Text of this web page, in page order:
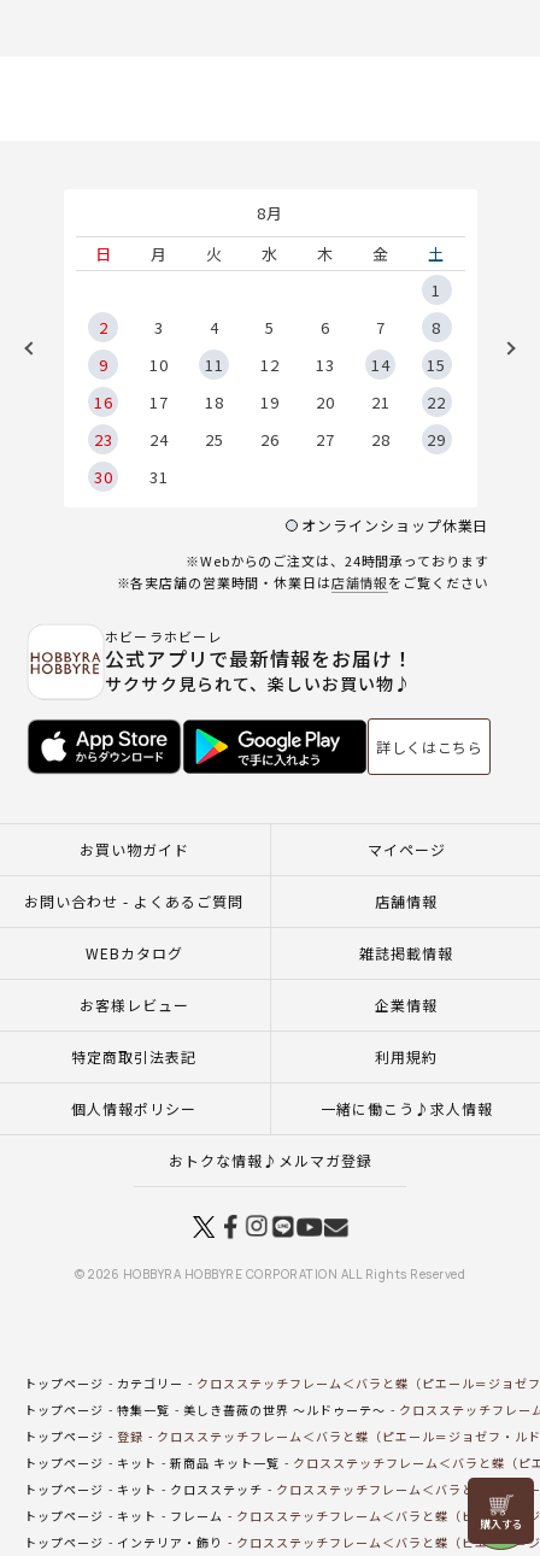
リリヤン
フェア
8月
日
月 火 水 木 金
土
1
2
3 4 5 6 7
8
9
10 11 12 13 14
15
16
17 18 19 20 21
22
23
24 25 26 27 28
29
30
31
オンラインショップ休業日
※Webからのご注文は、24時間承っております
※各実店舗の営業時間・休業日は店舗情報をご覧ください
ホビーラホビーレ
公式アプリで最新情報をお届け！
サクサク見られて、楽しいお買い物♪
詳しくはこちら
お買い物ガイド マイページ
お問い合わせ - よくあるご質問 店舗情報
WEBカタログ 雑誌掲載情報
お客様レビュー 企業情報
特定商取引法表記 利用規約
個人情報ポリシー 一緒に働こう♪求人情報
おトクな情報♪メルマガ登録
© 2026 HOBBYRA HOBBYRE CORPORATION ALL Rights Reserved
トップページ カテゴリー
クロスステッチフレーム＜バラと蝶（ピエール＝ジョゼ
トップページ
特集一覧 美しき薔薇の世界 ～ルドゥーテ～
クロスステッチフレー
トップページ
登録
クロスステッチフレーム＜バラと蝶（ピエール＝ジョゼフ・ル
トップページ
キット 新商品 キット一覧
クロスステッチフレーム＜バラと蝶（ピ
トップページ
キット クロスステッチ
クロスステッチフレーム＜バラと蝶（ピエ
トップページ
キット フレーム
クロスステッチフレーム＜バラと蝶（ピエール＝
トップページ
インテリア・飾り クロスステッチフレーム＜バラと蝶（ピエール＝